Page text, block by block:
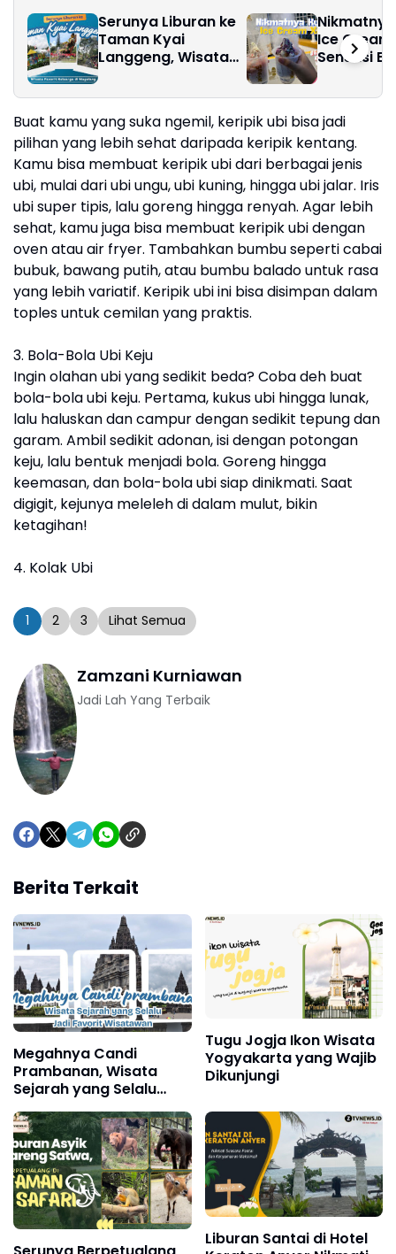
Serunya Liburan ke
Taman Kyai
Langgeng, Wisata
Ice Cream
Sensasi
Buat kamu yang suka ngemil, keripik ubi bisa jadi
pilihan yang lebih sehat daripada keripik kentang.
Kamu bisa membuat keripik ubi dari berbagai jenis
ubi, mulai dari ubi ungu, ubi kuning, hingga ubi jalar. Iris
ubi super tipis, lalu goreng hingga renyah. Agar lebih
sehat, kamu juga bisa membuat keripik ubi dengan
oven atau air fryer. Tambahkan bumbu seperti cabai
bubuk, bawang putih, atau bumbu balado untuk rasa
yang lebih variatif. Keripik ubi ini bisa disimpan dalam
toples untuk cemilan yang praktis.
3. Bola-Bola Ubi Keju
Ingin olahan ubi yang sedikit beda? Coba deh buat
bola-bola ubi keju. Pertama, kukus ubi hingga lunak,
lalu haluskan dan campur dengan sedikit tepung dan
garam. Ambil sedikit adonan, isi dengan potongan
keju, lalu bentuk menjadi bola. Goreng hingga
keemasan, dan bola-bola ubi siap dinikmati. Saat
digigit, kejunya meleleh di dalam mulut, bikin
ketagihan!
4. Kolak Ubi
1 2 3 Lihat Semua
Zamzani Kurniawan
Jadi Lah Yang Terbaik
Berita Terkait
Megahnya Candi
Prambanan, Wisata
Sejarah yang Selalu
Jadi Favorit Wisatawan
Tugu Jogja Ikon Wisata
Yogyakarta yang Wajib
Dikunjungi
Liburan Santai di Hotel